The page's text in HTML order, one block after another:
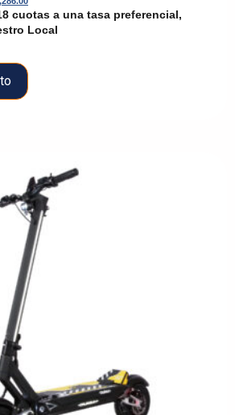
cuotas a una tasa preferencial,
Local